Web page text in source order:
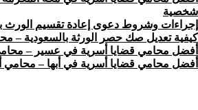
شخصية
إجراءات وشروط دعوى إعادة تقسيم الورث
كيفية تعديل صك حصر الورثة بالسعودية –
أفضل محامي قضايا أسرية في عسير –
أفضل محامي قضايا أسرية في أبها –